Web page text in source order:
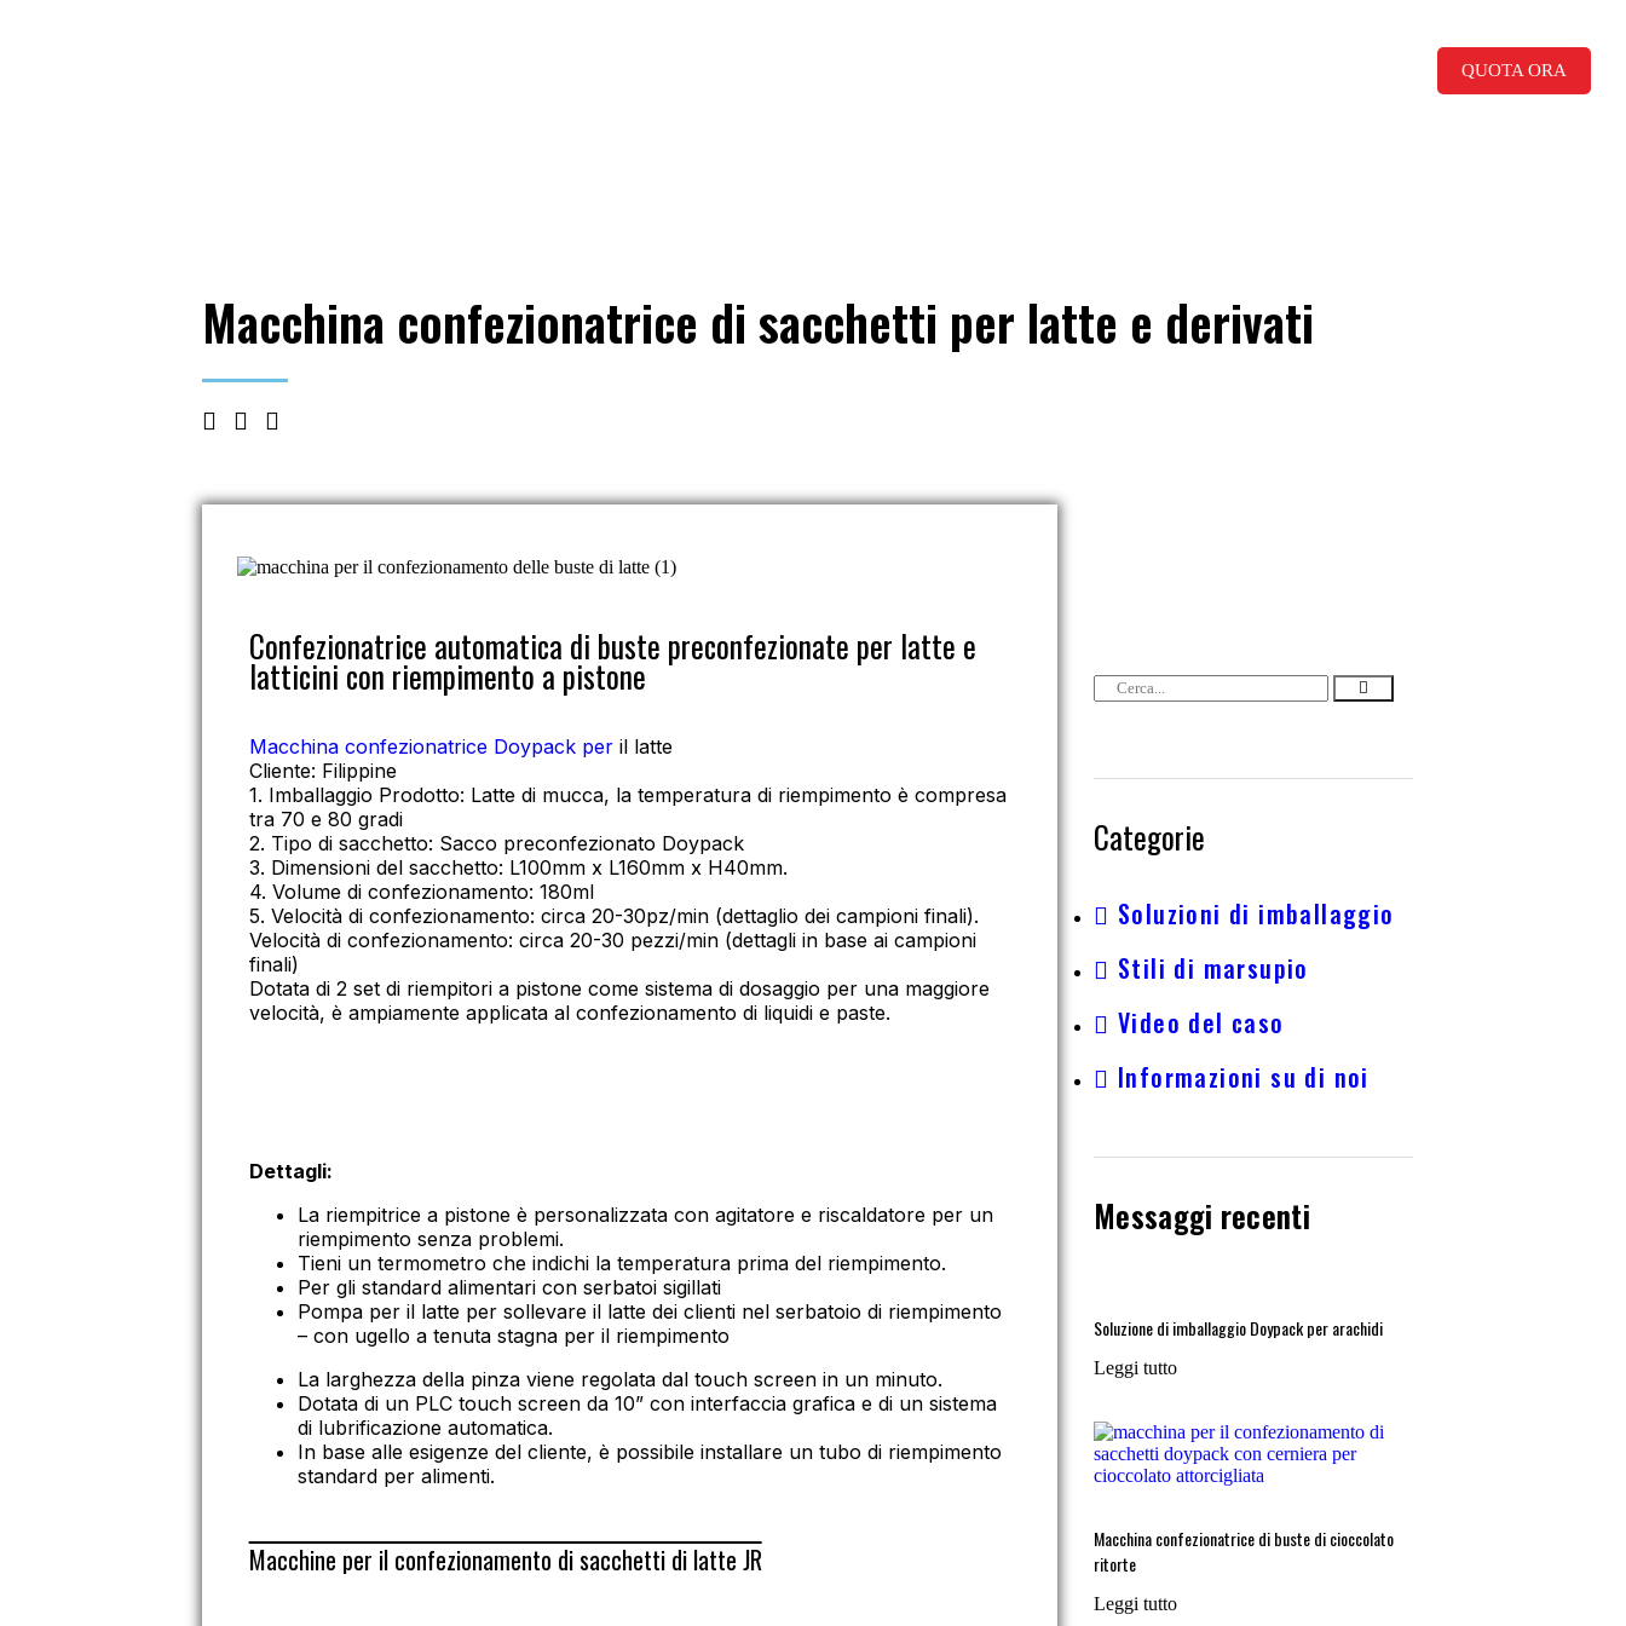
QUOTA ORA
Macchina confezionatrice di sacchetti per latte e derivati
Confezionatrice automatica di buste preconfezionate per latte e
latticini con riempimento a pistone
Macchina confezionatrice Doypack peril latte
Cliente: Filippine
1. Imballaggio Prodotto: Latte di mucca, la temperatura di riempimento è compresa
tra 70 e 80 gradi
2. Tipo di sacchetto: Sacco preconfezionato Doypack
3. Dimensioni del sacchetto: L100mm x L160mm x H40mm.
4. Volume di confezionamento: 180ml
5. Velocità di confezionamento: circa 20-30pz/min (dettaglio dei campioni finali).
Velocità di confezionamento: circa 20-30 pezzi/min (dettagli in base ai campioni
finali)
Dotata di 2 set di riempitori a pistone come sistema di dosaggio per una maggiore
velocità, è ampiamente applicata al confezionamento di liquidi e paste.
Dettagli:
La riempitrice a pistone è personalizzata con agitatore e riscaldatore per un
riempimento senza problemi.
Tieni un termometro che indichi la temperatura prima del riempimento.
Per gli standard alimentari con serbatoi sigillati
Pompa per il latte per sollevare il latte dei clienti nel serbatoio di riempimento
– con ugello a tenuta stagna per il riempimento
La larghezza della pinza viene regolata dal touch screen in un minuto.
Dotata di un PLC touch screen da 10” con interfaccia grafica e di un sistema
di lubrificazione automatica.
In base alle esigenze del cliente, è possibile installare un tubo di riempimento
standard per alimenti.
Macchine per il confezionamento di sacchetti di latte JR
Categorie
Soluzioni di imballaggio
Stili di marsupio
Video del caso
Informazioni su di noi
Messaggi recenti
Soluzione di imballaggio Doypack per arachidi
Leggi tutto
Macchina confezionatrice di buste di cioccolato
ritorte
Leggi tutto